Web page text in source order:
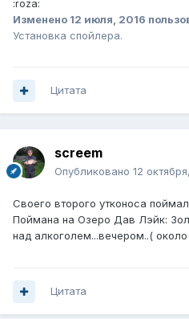
:roza:
Изменено 12 июля, 2016
Установка спойлера.
Цитата
screem
Опубликовано 12
Своего второго утконоса
Поймана на Озеро Дав Лэйк:
над алкоголем...вечером..(
Цитата